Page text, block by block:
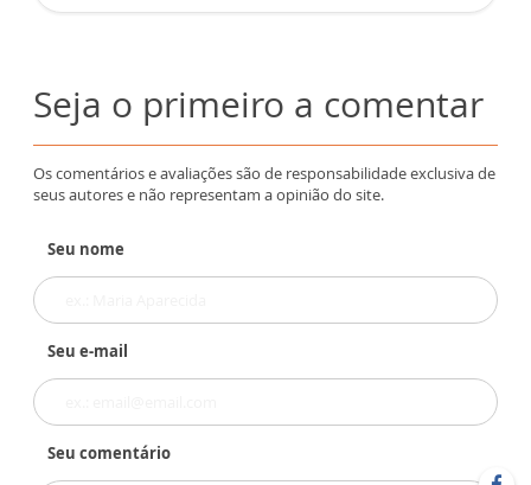
Seja o primeiro a comentar
Os comentários e avaliações são de responsabilidade exclusiva de
seus autores e não representam a opinião do site.
Seu nome
Seu e-mail
Seu comentário